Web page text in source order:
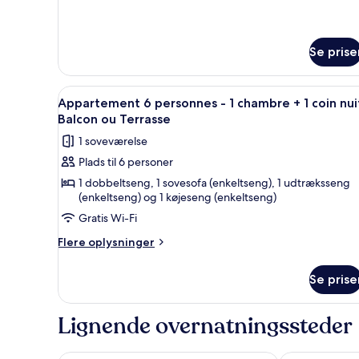
-
Balcon
ou
Terrasse
-
coin
nuit
-
Balcon
ou
Terrasse
Se
Indlæs
alle
billeder
af
Appartement
6
personnes
-
1
1
coin
nuit
Et hotelværelse med
8
Appartement 6 personnes - 1 chambre + 1 coin
Balcon ou Terrasse
1 soveværelse
Plads til 6 personer
1 dobbeltseng, 1 sovesofa (enkeltseng), 1 udtræksseng
(enkeltseng) og 1 køjeseng (enkeltseng)
Gratis Wi-Fi
Flere oplysninger
Flere
6
Se
Lignende overnatningssteder